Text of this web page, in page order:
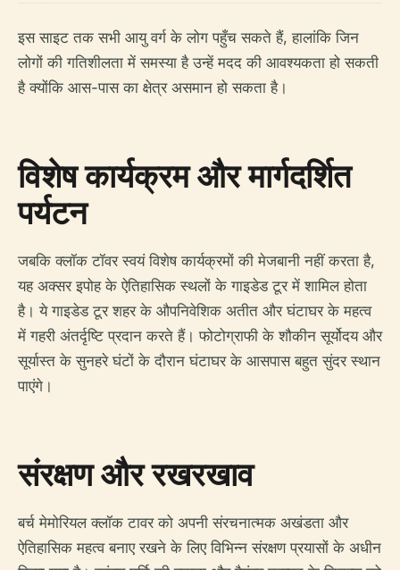
इस साइट तक सभी आयु वर्ग के लोग पहुँच सकते हैं, हालांकि जिन
लोगों की गतिशीलता में समस्या है उन्हें मदद की आवश्यकता हो सकती
है क्योंकि आस-पास का क्षेत्र असमान हो सकता है।
विशेष कार्यक्रम और मार्गदर्शित
पर्यटन
जबकि क्लॉक टॉवर स्वयं विशेष कार्यक्रमों की मेजबानी नहीं करता है,
यह अक्सर इपोह के ऐतिहासिक स्थलों के गाइडेड टूर में शामिल होता
है। ये गाइडेड टूर शहर के औपनिवेशिक अतीत और घंटाघर के महत्व
में गहरी अंतर्दृष्टि प्रदान करते हैं। फोटोग्राफी के शौकीन सूर्योदय और
सूर्यास्त के सुनहरे घंटों के दौरान घंटाघर के आसपास बहुत सुंदर स्थान
पाएंगे।
संरक्षण और रखरखाव
बर्च मेमोरियल क्लॉक टावर को अपनी संरचनात्मक अखंडता और
ऐतिहासिक महत्व बनाए रखने के लिए विभिन्न संरक्षण प्रयासों के अधीन